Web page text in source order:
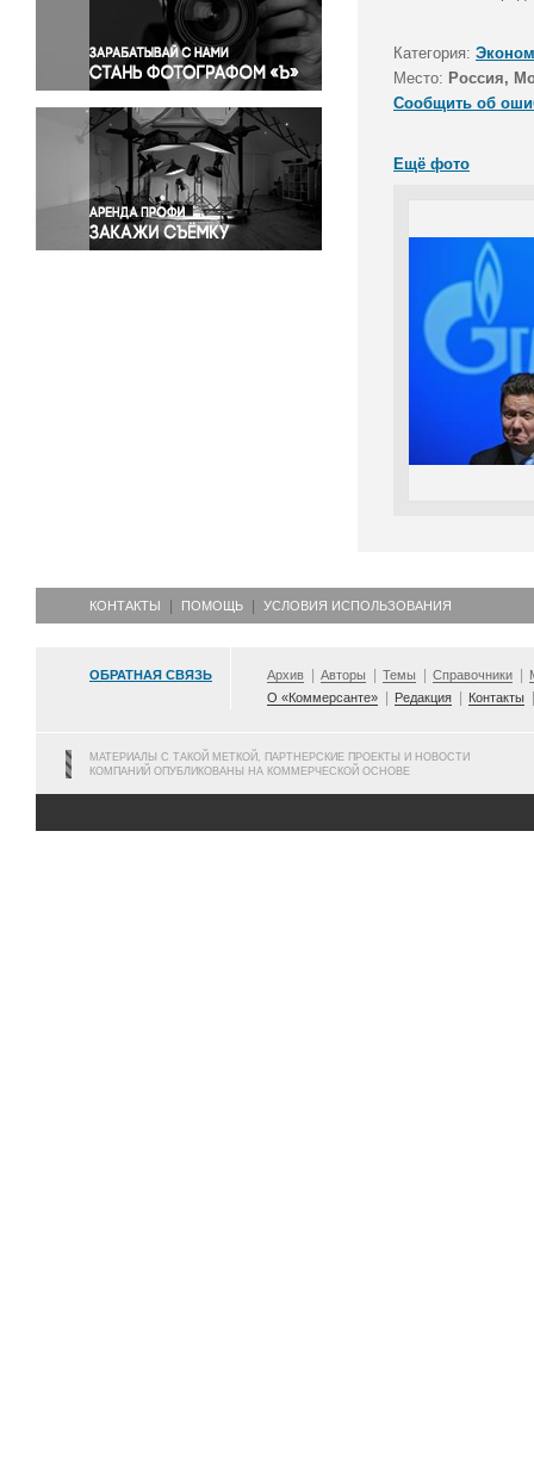
Правосудие
Происшествия и конфликты
Религия
Светская жизнь
Спорт
Экология
Экономика и бизнес
Категория:
Место: Россия,
Сообщить об
Ещё фото
КОНТАКТЫ ПОМОЩЬ УСЛОВИЯ ИСПОЛЬЗОВАНИЯ
ОБРАТНАЯ СВЯЗЬ Архив Авторы Темы Справочники
О «Коммерсанте»
Редакция Контакты
МАТЕРИАЛЫ С ТАКОЙ МЕТКОЙ, ПАРТНЕРСКИЕ ПРОЕКТЫ И НОВОСТИ
КОМПАНИЙ ОПУБЛИКОВАНЫ НА КОММЕРЧЕСКОЙ ОСНОВЕ